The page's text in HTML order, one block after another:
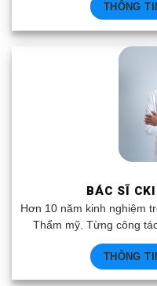
THÔNG
BÁC SĨ
Hơn 10 năm kinh nghiệm
Thẩm mỹ. Từng công
THÔNG